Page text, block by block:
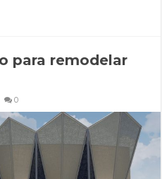
para remodelar
0